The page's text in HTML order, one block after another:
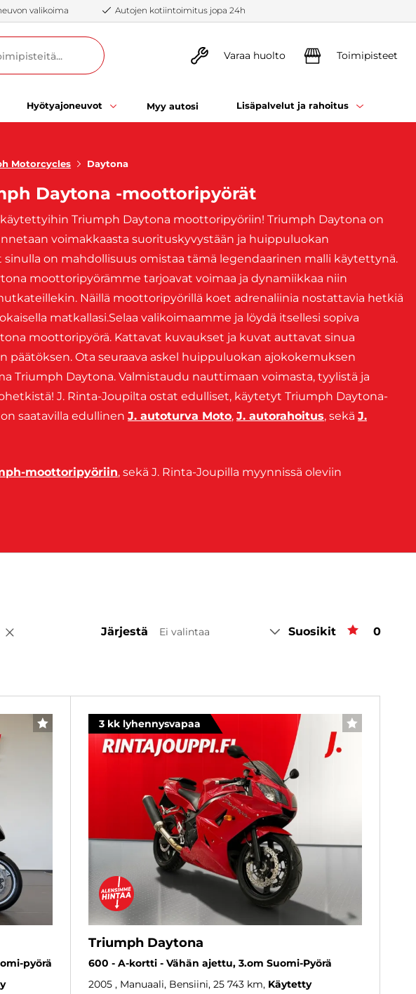
valikoima Autojen kotiintoimitus jopa 24h
Varaa huolto Toimipisteet
Hyötyajoneuvot Myy autosi Lisäpalvelut ja rahoitus
Motorcycles Daytona
Daytona -moottoripyörät
Triumph Daytona moottoripyöriin! Triumph Daytona on
voimakkaasta suorituskyvystään ja huippuluokan
sinulla on mahdollisuus omistaa tämä legendaarinen malli käytettynä.
moottoripyörämme tarjoavat voimaa ja dynamiikkaa niin
Näillä moottoripyörillä koet adrenaliinia nostattavia hetkiä
matkallasi.Selaa valikoimaamme ja löydä itsellesi sopiva
moottoripyörä. Kattavat kuvaukset ja kuvat auttavat sinua
päätöksen. Ota seuraava askel huippuluokan ajokokemuksen
Triumph Daytona. Valmistaudu nauttimaan voimasta, tyylistä ja
J. Rinta-Joupilta ostat edulliset, käytetyt Triumph Daytona-
saatavilla edullinen J. autoturva Moto, J. autorahoitus, sekä J.
moottoripyöriin, sekä J. Rinta-Joupilla myynnissä oleviin
Poista valinta Järjestä Ei valintaa Suosikit 0
SUOSIKKI
pyörä
3 kk lyhennysvapaa SUOSIKKI
Triumph Daytona
600 - A-kortti - Vähän ajettu, 3.om Suomi-Pyörä
2005 , Manuaali, Bensiini, 25 743 km Käytetty